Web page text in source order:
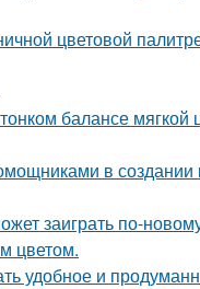
цветовой
балансе мягкой
в
заиграть по-
цветом.
удобное и